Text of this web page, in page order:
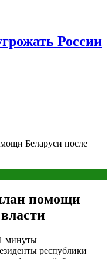
России
Беларуси после
помощи
минуты
республики